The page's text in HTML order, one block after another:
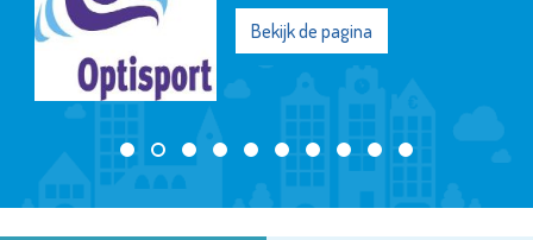
Bekijk de pagina